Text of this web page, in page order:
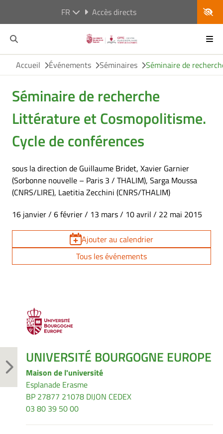
FR Accès directs
Accueil Événements Séminaires Séminaire de
Séminaire de recherche
Littérature et Cosmopolitisme.
Cycle de conférences
sous la direction de Guillaume Bridet, Xavier Garnier
(Sorbonne nouvelle – Paris 3 / THALIM), Sarga Moussa
(CNRS/LIRE), Laetitia Zecchini (CNRS/THALIM)
16 janvier / 6 février / 13 mars / 10 avril / 22 mai 2015
Ajouter au calendrier
Tous les événements
UNIVERSITÉ BOURGOGNE EUROPE
Maison de l'université
Esplanade Erasme
BP 27877 21078 DIJON CEDEX
03 80 39 50 00